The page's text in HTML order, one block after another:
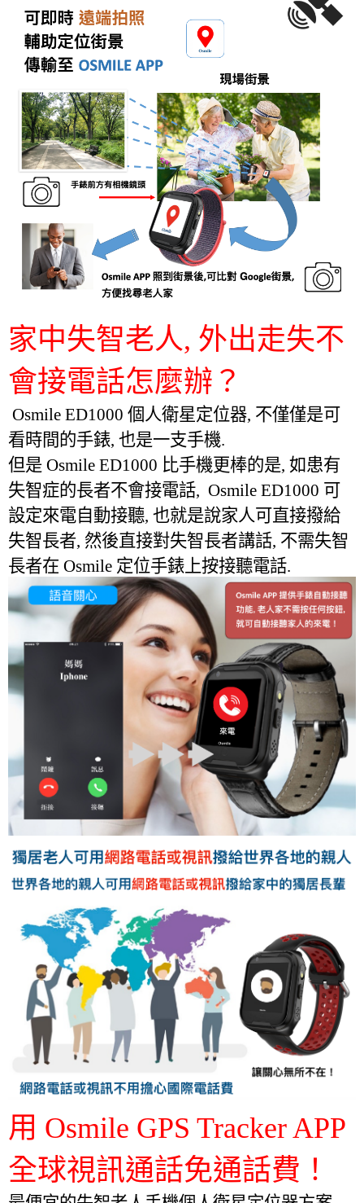
家中失智老人, 外出走失不
會接電話怎麼辦？
Osmile ED1000 個人衛星定位器, 不僅僅是可
看時間的手錶, 也是一支手機.
但是 Osmile ED1000 比手機更棒的是, 如患有
失智症的長者不會接電話, Osmile ED1000 可
設定來電自動接聽, 也就是說家人可直接撥給
失智長者, 然後直接對失智長者講話, 不需失智
長者在 Osmile 定位手錶上按接聽電話.
用 Osmile GPS Tracker APP
全球視訊通話免通話費！